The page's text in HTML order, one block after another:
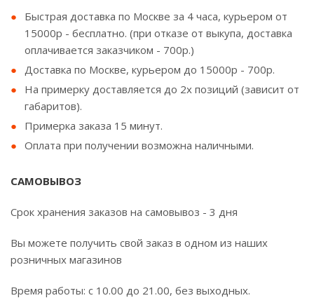
Быстрая доставка по Москве за 4 часа, курьером от
15000р - бесплатно. (при отказе от выкупа, доставка
оплачивается заказчиком - 700р.)
Доставка по Москве, курьером до 15000р - 700р.
На примерку доставляется до 2х позиций (зависит от
габаритов).
Примерка заказа 15 минут.
Оплата при получении возможна наличными.
САМОВЫВОЗ
Срок хранения заказов на самовывоз - 3 дня
Вы можете получить свой заказ в одном из наших
розничных магазинов
Время работы: с 10.00 до 21.00, без выходных.